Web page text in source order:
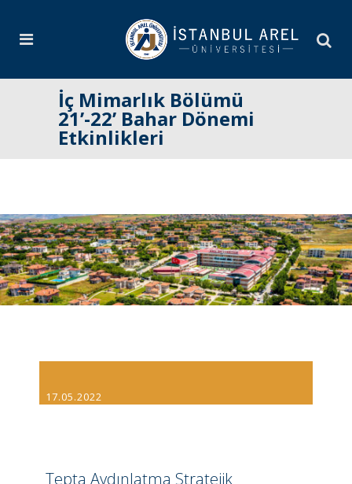
İç Mimarlık Bölümü
21’-22’ Bahar Dönemi
Etkinlikleri
17.05.2022
Tepta Aydınlatma Stratejik